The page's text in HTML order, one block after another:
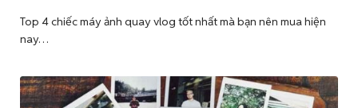
Top 4 chiếc máy ảnh quay vlog tốt nhất mà bạn nên mua hiện
nay…